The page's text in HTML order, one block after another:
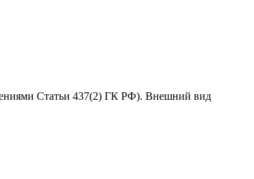
Статьи 437(2) ГК РФ). Внешний вид